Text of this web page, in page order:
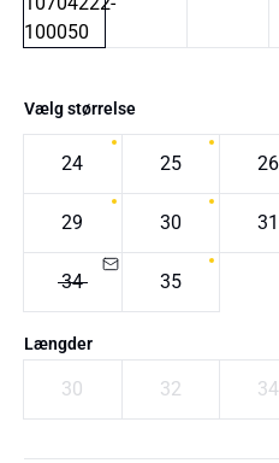
Vælg størrelse
24 25 26
29 30 31
34 35
Længder
30 32 34